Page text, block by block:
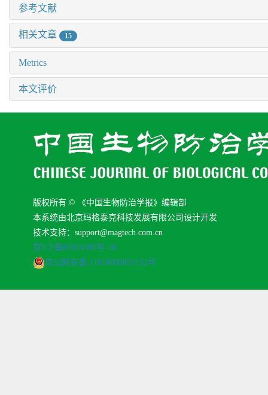
参考文献
相关文章 15
Metrics
本文评价
版权所有 © 《中国生物防治学报》编辑部
本系统由北京玛格泰克科技发展有限公司设计开发
技术支持：support@magtech.com.cn
京ICP备05034986号-10
京公网安备 11010802035152号